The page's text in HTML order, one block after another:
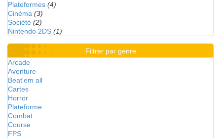
Plateformes (4)
Cinéma (3)
Société (2)
Nintendo 2DS (1)
Filtrer par genre
Arcade
Aventure
Beat'em all
Cartes
Horror
Plateforme
Combat
Course
FPS